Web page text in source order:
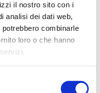
il nostro sito con i
analisi dei dati web,
combinarle
loro o che hanno